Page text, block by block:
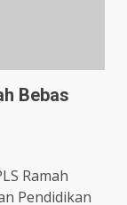
Bebas
Ramah
Pendidikan